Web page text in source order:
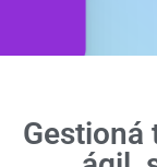
Gestioná